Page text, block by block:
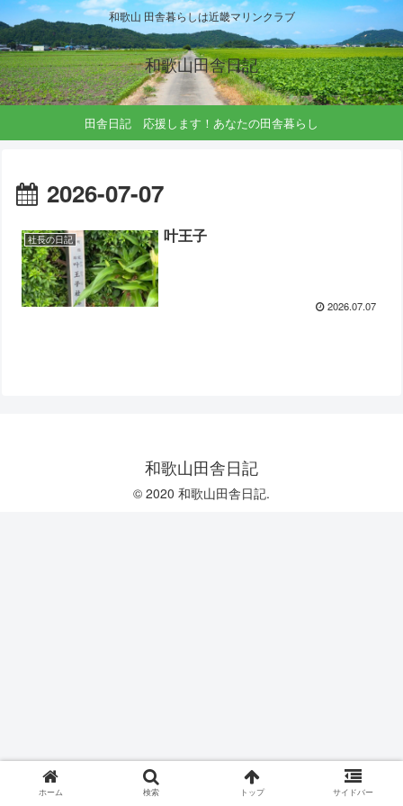
和歌山 田舎暮らしは近畿マリンクラブ
和歌山田舎日記
田舎日記 応援します！あなたの田舎暮らし
2026-07-07
社長の日記 叶王子
2026.07.07
和歌山田舎日記
© 2020 和歌山田舎日記.
ホーム 検索 トップ サイドバー